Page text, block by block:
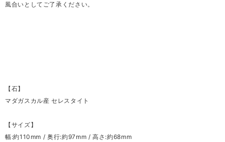
風合いとしてご了承ください。
【石】
マダガスカル産 セレスタイト
【サイズ】
幅:約110mm / 奥行:約97mm / 高さ:約68mm